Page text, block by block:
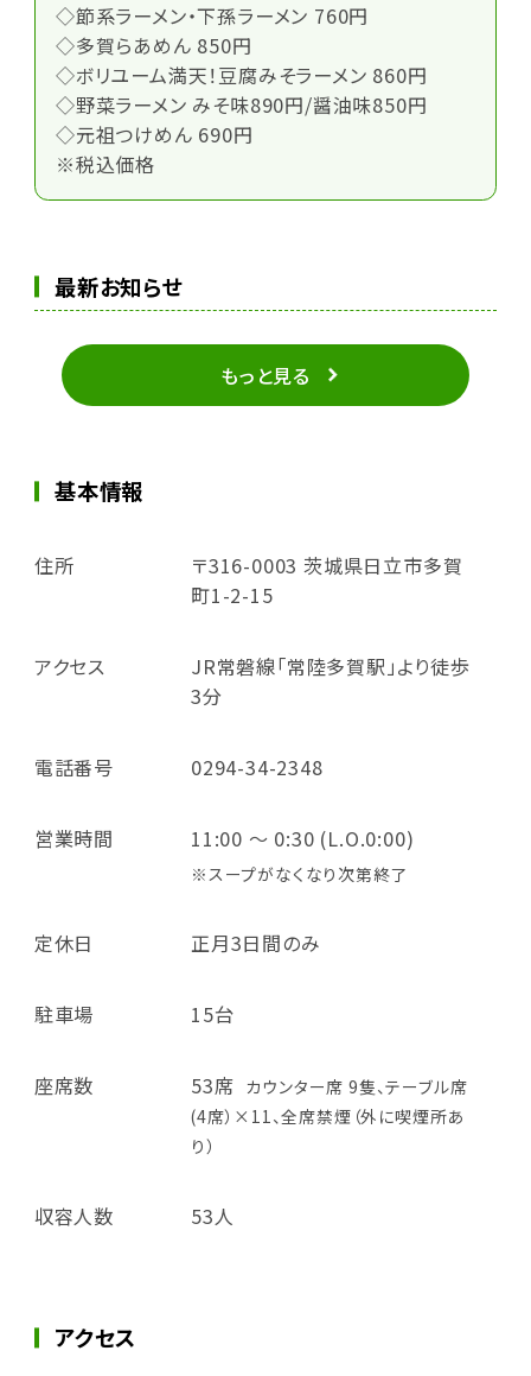
◇節系ラーメン・下孫ラーメン 760円
◇多賀らあめん 850円
◇ボリユーム満天！豆腐みそラーメン 860円
◇野菜ラーメン みそ味890円/醤油味850円
◇元祖つけめん 690円
※税込価格
最新お知らせ
もっと見る
基本情報
住所
〒316-0003 茨城県日立市多賀
町1-2-15
アクセス
JR常磐線「常陸多賀駅」より徒歩
3分
電話番号 0294-34-2348
営業時間 11:00 ～ 0:30 (L.O.0:00)
※スープがなくなり次第終了
定休日 正月3日間のみ
駐車場 15台
座席数 53席 カウンター席 9隻、テーブル席
(4席）×11、全席禁煙（外に喫煙所あ
り）
収容人数 53人
アクセス